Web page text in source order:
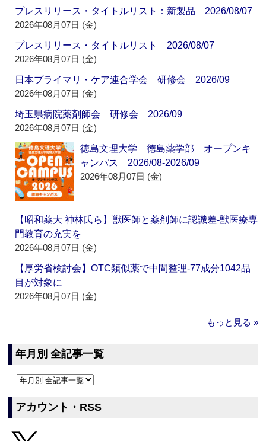
プレスリリース・タイトルリスト：新製品 2026/08/07
2026年08月07日 (金)
プレスリリース・タイトルリスト 2026/08/07
2026年08月07日 (金)
日本プライマリ・ケア連合学会 研修会 2026/09
2026年08月07日 (金)
埼玉県病院薬剤師会 研修会 2026/09
2026年08月07日 (金)
徳島文理大学 徳島薬学部 オープンキ
ャンパス 2026/08-2026/09
2026年08月07日 (金)
【昭和薬大 神林氏ら】獣医師と薬剤師に認識差‐獣医療専
門教育の充実を
2026年08月07日 (金)
【厚労省検討会】OTC類似薬で中間整理‐77成分1042品
目が対象に
2026年08月07日 (金)
もっと見る »
年月別 全記事一覧
アカウント・RSS